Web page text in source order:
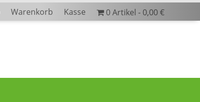
Warenkorb Kasse 0 Artikel 0,00 €